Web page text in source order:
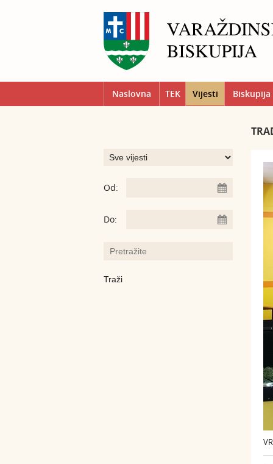
Naslovna TEK Vijesti Biskupija
Od:
Do: